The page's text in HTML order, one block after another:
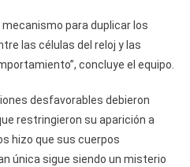
mecanismo para duplicar los
las células del reloj y las
concluye el equipo.
desfavorables debieron
restringieron su aparición a
hizo que sus cuerpos
única sigue siendo un misterio